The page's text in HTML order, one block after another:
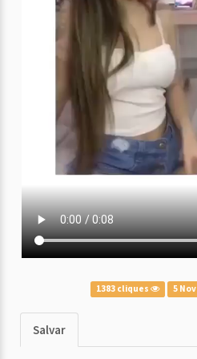
1383 cliques 5 Nov
Salvar